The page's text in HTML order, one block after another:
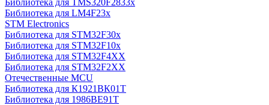
Библиотека для TMS320F2833x
Библиотека для LM4F23x
STM Electronics
Библиотека для STM32F30x
Библиотека для STM32F10x
Библиотека для STM32F4XX
Библиотека для STM32F2XX
Отечественные MCU
Библиотека для К1921ВК01Т
Библиотека для 1986BE91T